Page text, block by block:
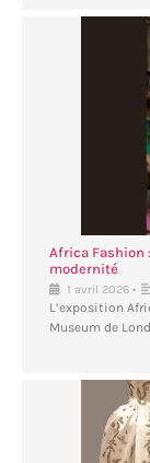
Africa Fashion
modernité
1 avril 2026 •
L’exposition
Museum de